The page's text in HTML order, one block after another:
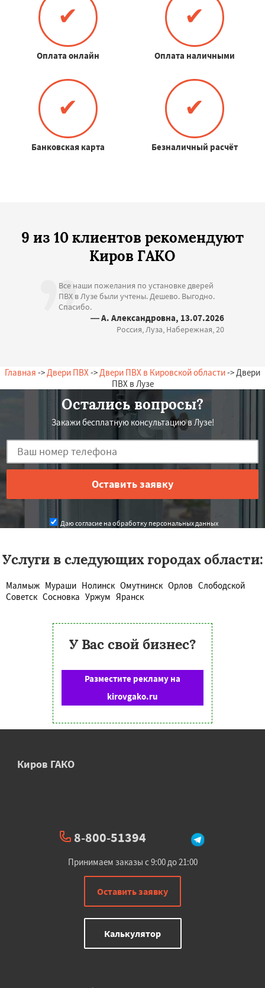
✔
Оплата онлайн
✔
Оплата наличными
✔
Банковская карта
✔
Безналичный расчёт
9 из 10 клиентов рекомендуют
Киров ГАКО
Все наши пожелания по установке дверей
ПВХ в Лузе были учтены. Дешево. Выгодно.
Спасибо.
— А. Александровна, 13.07.2026
Россия, Луза, Набережная, 20
Главная -> Двери ПВХ -> Двери ПВХ в Кировской области-> Двери
ПВХ в Лузе
Остались вопросы?
Закажи бесплатную консультацию в Лузе!
Даю согласие на обработку персональных данных
Услуги в следующих городах области:
Малмыж Мураши Нолинск Омутнинск Орлов Слободской
Советск Сосновка Уржум Яранск
У Вас свой бизнес?
Разместите рекламу на
kirovgako.ru
Киров ГАКО
8-800-51394
Принимаем заказы с 9:00 до 21:00
Оставить заявку
Калькулятор